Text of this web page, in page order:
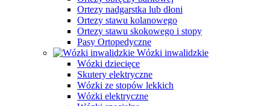
Ortezy nadgarstka lub dłoni
Ortezy stawu kolanowego
Ortezy stawu skokowego i stopy
Pasy Ortopedyczne
Wózki inwalidzkie
Wózki dziecięce
Skutery elektryczne
Wózki ze stopów lekkich
Wózki elektryczne